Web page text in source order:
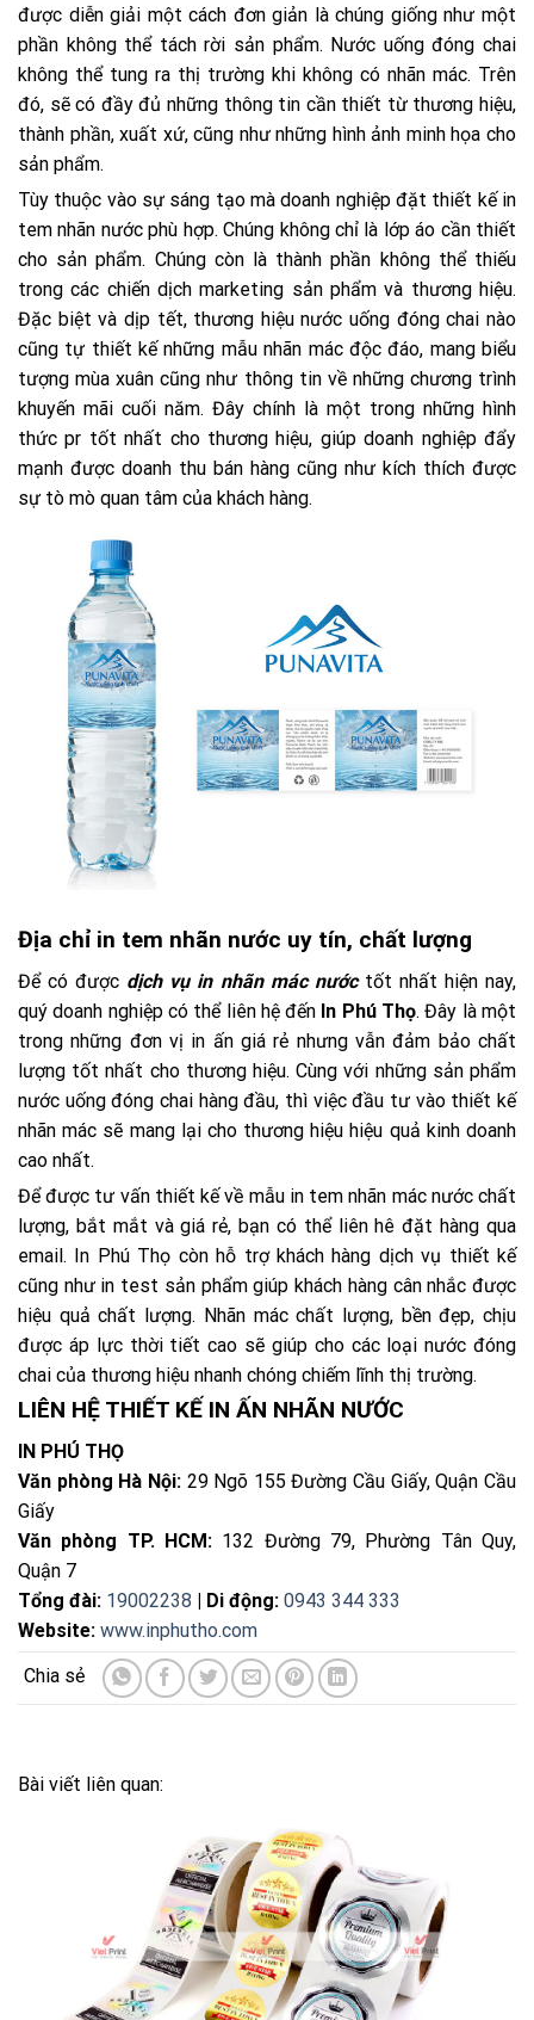
được diễn giải một cách đơn giản là chúng giống như một
phần không thể tách rời sản phẩm. Nước uống đóng chai
không thể tung ra thị trường khi không có nhãn mác. Trên
đó, sẽ có đầy đủ những thông tin cần thiết từ thương hiệu,
thành phần, xuất xứ, cũng như những hình ảnh minh họa cho
sản phẩm.
Tùy thuộc vào sự sáng tạo mà doanh nghiệp đặt thiết kế in
tem nhãn nước phù hợp. Chúng không chỉ là lớp áo cần thiết
cho sản phẩm. Chúng còn là thành phần không thể thiếu
trong các chiến dịch marketing sản phẩm và thương hiệu.
Đặc biệt và dịp tết, thương hiệu nước uống đóng chai nào
cũng tự thiết kế những mẫu nhãn mác độc đáo, mang biểu
tượng mùa xuân cũng như thông tin về những chương trình
khuyến mãi cuối năm. Đây chính là một trong những hình
thức pr tốt nhất cho thương hiệu, giúp doanh nghiệp đẩy
mạnh được doanh thu bán hàng cũng như kích thích được
sự tò mò quan tâm của khách hàng.
Địa chỉ in tem nhãn nước uy tín, chất lượng
Để có được dịch vụ in nhãn mác nước tốt nhất hiện nay,
quý doanh nghiệp có thể liên hệ đến In Phú Thọ. Đây là một
trong những đơn vị in ấn giá rẻ nhưng vẫn đảm bảo chất
lượng tốt nhất cho thương hiệu. Cùng với những sản phẩm
nước uống đóng chai hàng đầu, thì việc đầu tư vào thiết kế
nhãn mác sẽ mang lại cho thương hiệu hiệu quả kinh doanh
cao nhất.
Để được tư vấn thiết kế về mẫu in tem nhãn mác nước chất
lượng, bắt mắt và giá rẻ, bạn có thể liên hê đặt hàng qua
email. In Phú Thọ còn hỗ trợ khách hàng dịch vụ thiết kế
cũng như in test sản phẩm giúp khách hàng cân nhắc được
hiệu quả chất lượng. Nhãn mác chất lượng, bền đẹp, chịu
được áp lực thời tiết cao sẽ giúp cho các loại nước đóng
chai của thương hiệu nhanh chóng chiếm lĩnh thị trường.
LIÊN HỆ THIẾT KẾ IN ẤN NHÃN NƯỚC
IN PHÚ THỌ
Văn phòng Hà Nội: 29 Ngõ 155 Đường Cầu Giấy, Quận Cầu
Giấy
Văn phòng TP. HCM: 132 Đường 79, Phường Tân Quy,
Quận 7
Tổng đài: 19002238 | Di động: 0943 344 333
Website: www.inphutho.com
Bài viết liên quan: